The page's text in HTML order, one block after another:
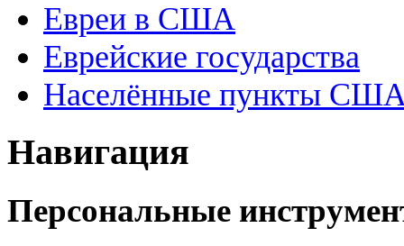
Евреи в США
Еврейские государства
Населённые пункты
Навигация
Персональные